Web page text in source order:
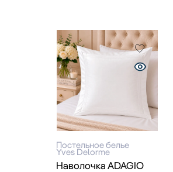
Постельное белье
Yves Delorme
Наволочка ADAGIO